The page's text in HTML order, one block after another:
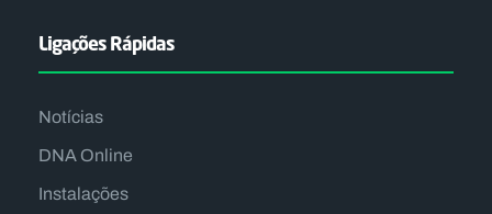
Ligações Rápidas
Notícias
DNA Online
Instalações